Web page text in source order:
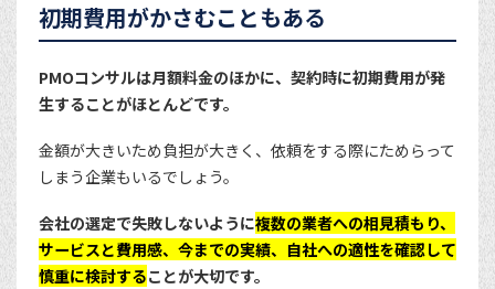
初期費用がかさむこともある
PMOコンサルは月額料金のほかに、契約時に初期費用が発
生することがほとんどです。
金額が大きいため負担が大きく、依頼をする際にためらって
しまう企業もいるでしょう。
会社の選定で失敗しないように複数の業者への相見積もり、
サービスと費用感、今までの実績、自社への適性を確認して
慎重に検討することが大切です。